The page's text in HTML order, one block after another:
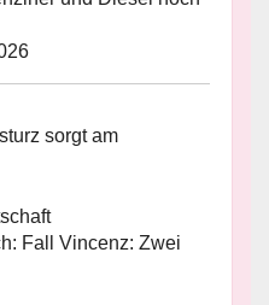
sorgt am
Fall Vincenz: Zwei